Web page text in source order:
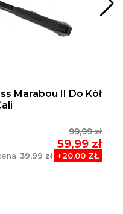
Marabou II Do Kół
99,99 zł
59,99 zł
39,99 zł +20,00 ZŁ